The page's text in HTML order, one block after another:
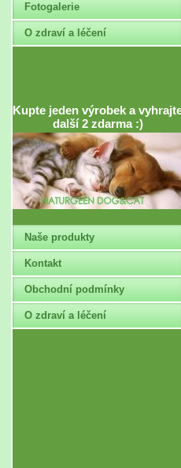
Fotogalerie
O zdraví a léčení
Kupte jeden výrobek a
další 2 zdarma :)
Naše produkty
Kontakt
Obchodní podmínky
O zdraví a léčení